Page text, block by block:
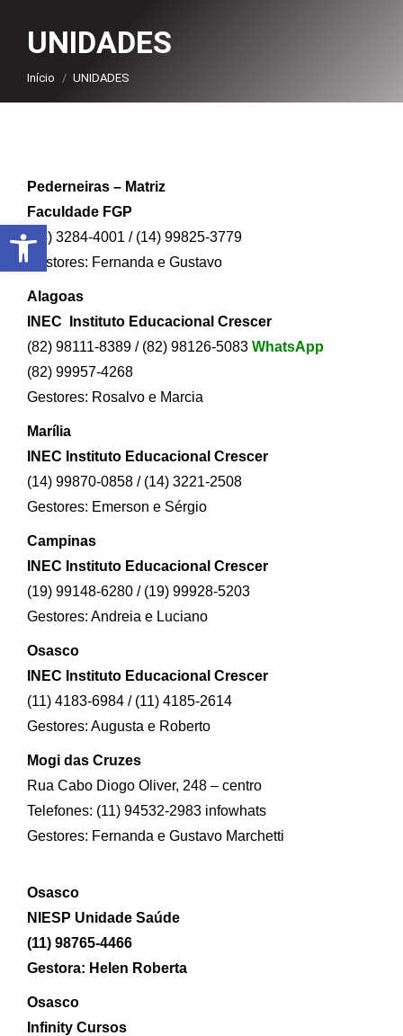
UNIDADES
Você está aqui:
Início UNIDADES
Pederneiras – Matriz
Faculdade FGP
(14) 3284-4001 / (14) 99825-3779
Gestores: Fernanda e Gustavo
Alagoas
INEC Instituto Educacional Crescer
(82) 98111-8389 / (82) 98126-5083 WhatsApp
(82) 99957-4268
Gestores: Rosalvo e Marcia
Marília
INEC Instituto Educacional Crescer
(14) 99870-0858 / (14) 3221-2508
Gestores: Emerson e Sérgio
Campinas
INEC Instituto Educacional Crescer
(19) 99148-6280 / (19) 99928-5203
Gestores: Andreia e Luciano
Osasco
INEC Instituto Educacional Crescer
(11) 4183-6984 / (11) 4185-2614
Gestores: Augusta e Roberto
Mogi das Cruzes
Rua Cabo Diogo Oliver, 248 – centro
Telefones: (11) 94532-2983 infowhats
Gestores: Fernanda e Gustavo Marchetti
Osasco
NIESP Unidade Saúde
(11) 98765-4466
Gestora: Helen Roberta
Osasco
Infinity Cursos
Abrir a barra de ferramentas